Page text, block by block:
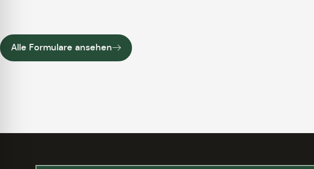
Alle Formulare ansehen